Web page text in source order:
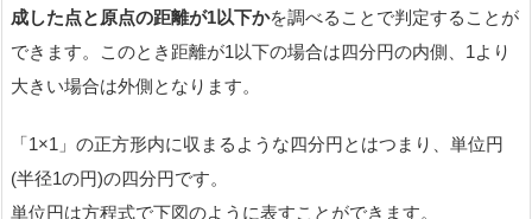
成した点と原点の距離が1以下かを調べることで判定することが
できます。このとき距離が1以下の場合は四分円の内側、1より
大きい場合は外側となります。
「1×1」の正方形内に収まるような四分円とはつまり、単位円
(半径1の円)の四分円です。
単位円は方程式で下図のように表すことができます。